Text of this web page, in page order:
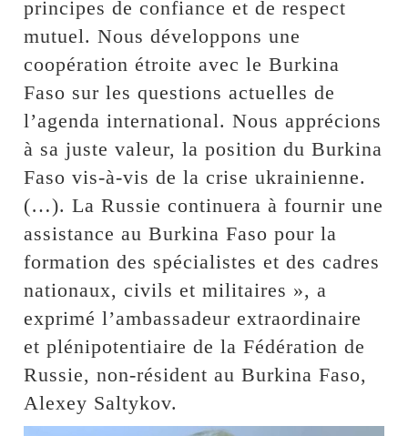
principes de confiance et de respect
mutuel. Nous développons une
coopération étroite avec le Burkina
Faso sur les questions actuelles de
l’agenda international. Nous apprécions
à sa juste valeur, la position du Burkina
Faso vis-à-vis de la crise ukrainienne.
(…). La Russie continuera à fournir une
assistance au Burkina Faso pour la
formation des spécialistes et des cadres
nationaux, civils et militaires », a
exprimé l’ambassadeur extraordinaire
et plénipotentiaire de la Fédération de
Russie, non-résident au Burkina Faso,
Alexey Saltykov.